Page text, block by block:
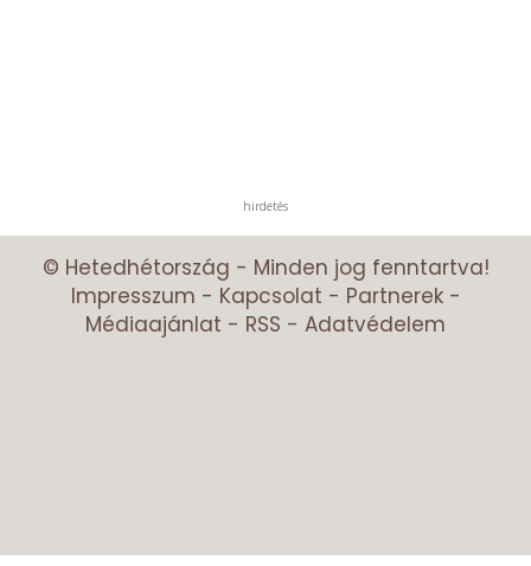
hirdetés
© Hetedhétország - Minden jog fenntartva!
Impresszum - Kapcsolat - Partnerek-
Médiaajánlat - RSS - Adatvédelem